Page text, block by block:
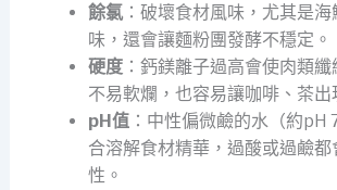
餘氯：破壞食材風味，尤其是海
味，還會讓麵粉團發酵不穩定。
硬度：鈣鎂離子過高會使肉類纖
不易軟爛，也容易讓咖啡、茶出
pH值：中性偏微鹼的水（約pH
合溶解食材精華，過酸或過鹼
性。